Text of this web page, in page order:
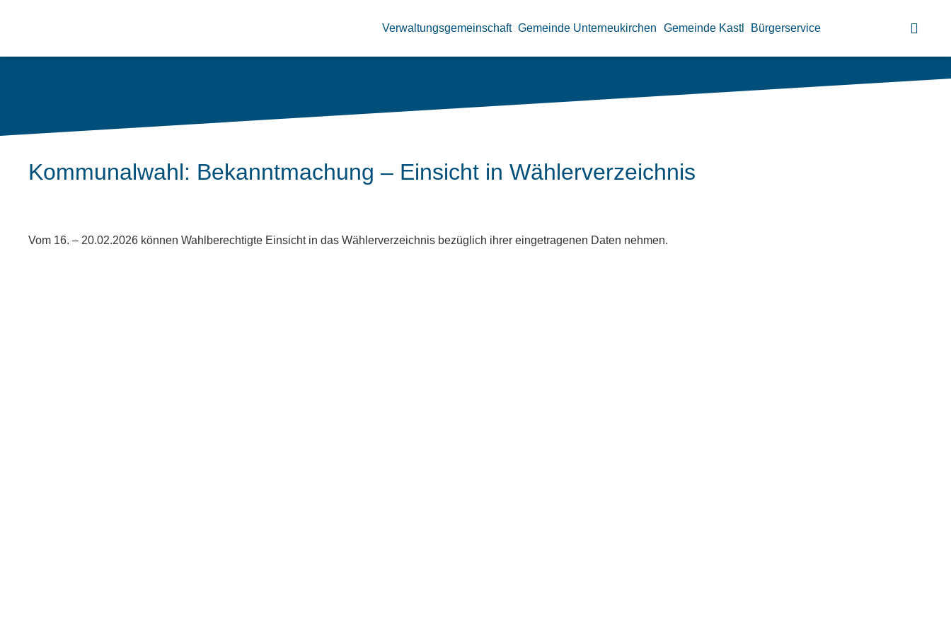
Verwaltungsgemeinschaft Gemeinde Unterneukirchen Gemeinde Kastl Bürgerservice
Kommunalwahl: Bekanntmachung – Einsicht in Wählerverzeichnis
Vom 16. – 20.02.2026 können Wahlberechtigte Einsicht in das Wählerverzeichnis bezüglich ihrer eingetragenen Daten nehmen.